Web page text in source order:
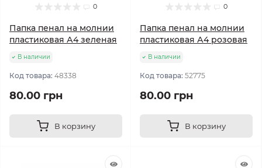
0
Папка пенал на молнии
пластиковая А4 зеленая
В наличии
Код товара: 48338
80.00 грн
В корзину
0
Папка пенал на молнии
пластиковая А4 розовая
В наличии
Код товара: 52775
80.00 грн
В корзину